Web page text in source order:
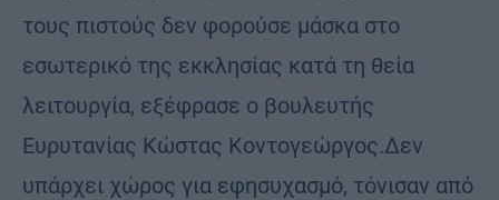
τους πιστούς δεν φορούσε μάσκα στο
εσωτερικό της εκκλησίας κατά τη θεία
λειτουργία, εξέφρασε ο βουλευτής
Ευρυτανίας Κώστας Κοντογεώργος.Δεν
υπάρχει χώρος για εφησυχασμό, τόνισαν από